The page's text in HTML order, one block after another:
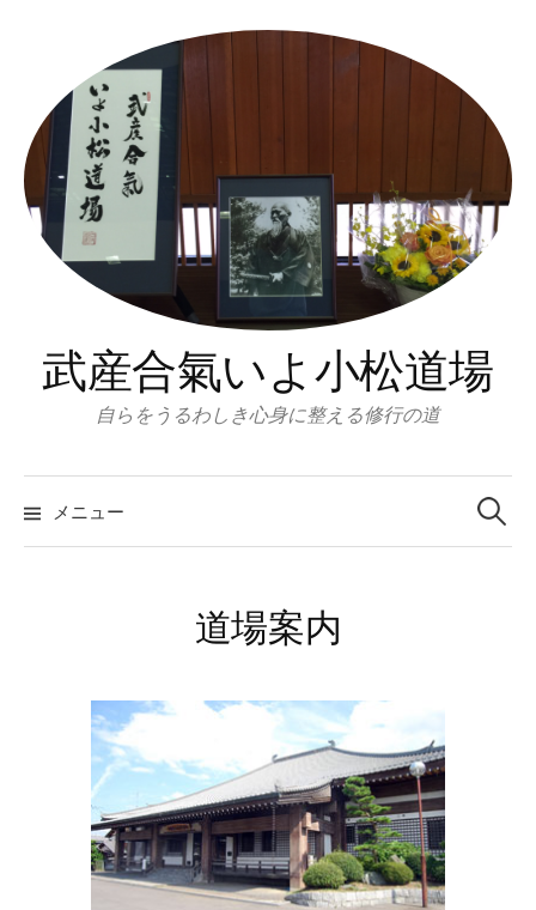
ツ
へ
ス
キ
武産合氣いよ小松道場
自らをうるわしき心身に整える修行の道
メニュー
検
索:
道場案内